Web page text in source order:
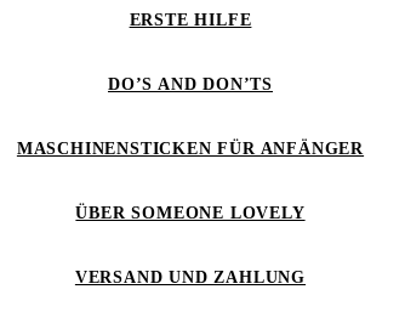
ERSTE HILFE
DO’S AND DON’TS
MASCHINENSTICKEN FÜR ANFÄNGER
ÜBER SOMEONE LOVELY
VERSAND UND ZAHLUNG